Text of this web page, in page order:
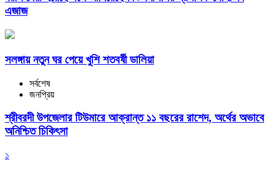
এজাজ
সলঙ্গায় নতুন ঘর পেয়ে খুশি শতবর্ষী ডালিয়া
সর্বশেষ
জনপ্রিয়
শ্রীবরদী উপজেলার টিউমারে আক্রান্ত ১১ বছরের রাশেদ, অর্থের অভাবে
অনিশ্চিত চিকিৎসা
১